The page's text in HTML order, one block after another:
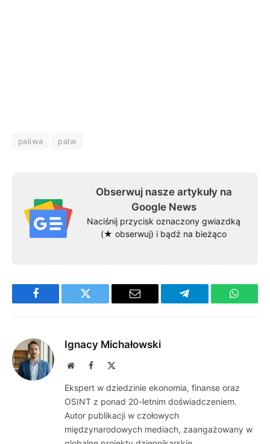
paliwa palw
Obserwuj nasze artykuły na
Google News
Naciśnij przycisk oznaczony gwiazdką
(★ obserwuj) i bądź na bieżąco
Facebook Twitter Email Telegram
Ignacy Michałowski
WebsiteFacebook
Ekspert w dziedzinie ekonomia, finanse oraz
OSINT z ponad 20-letnim doświadczeniem.
Autor publikacji w czołowych
międzynarodowych mediach, zaangażowany w